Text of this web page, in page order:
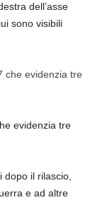
dell’asse
sono visibili
evidenzia tre
dopo il rilascio,
e ad altre